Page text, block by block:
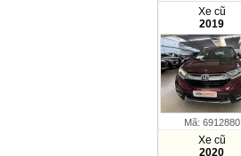
Xe cũ
2019
Mã: 6912880
Xe cũ
2020